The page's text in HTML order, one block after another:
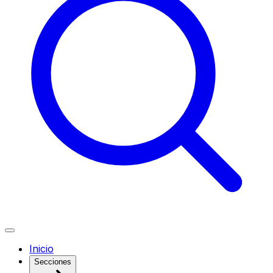
Inicio
Secciones